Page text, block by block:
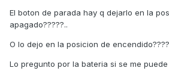
El boton de parada hay q dejarlo en la
apagado?????..
O lo dejo en la posicion de encendido????
Lo pregunto por la bateria si se me puede